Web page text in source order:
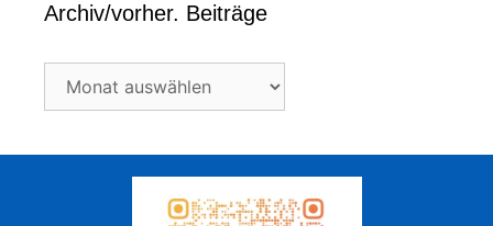
Archiv/vorher. Beiträge
Archiv/vorher.